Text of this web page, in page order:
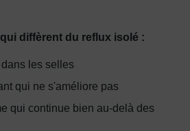
diffèrent du reflux isolé :
les selles
qui ne s'améliore pas
qui continue bien au-delà des